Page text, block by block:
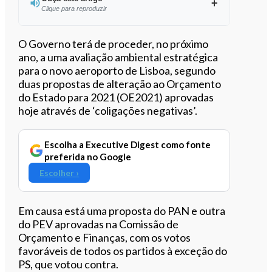
Clique para reproduzir
Ouvir este artigo
O Governo terá de proceder, no próximo
ano, a uma avaliação ambiental estratégica
para o novo aeroporto de Lisboa, segundo
duas propostas de alteração ao Orçamento
do Estado para 2021 (OE2021) aprovadas
hoje através de ‘coligações negativas’.
Escolha a Executive Digest como fonte
preferida no Google
Escolher ›
Em causa está uma proposta do PAN e outra
do PEV aprovadas na Comissão de
Orçamento e Finanças, com os votos
favoráveis de todos os partidos à exceção do
PS, que votou contra.